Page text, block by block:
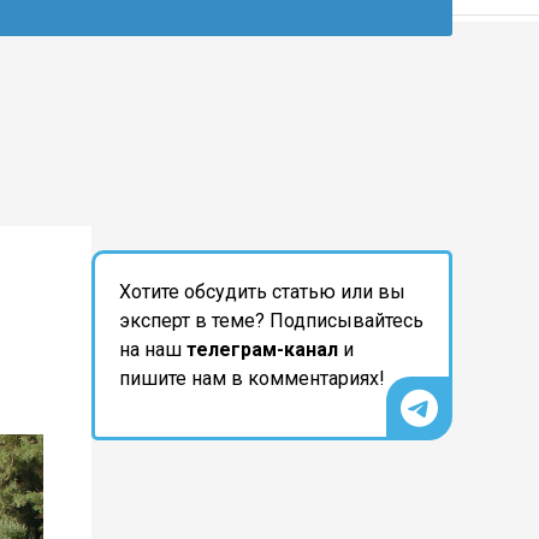
Хотите обсудить статью или вы
эксперт в теме? Подписывайтесь
на наш телеграм-канал и
пишите нам в комментариях!